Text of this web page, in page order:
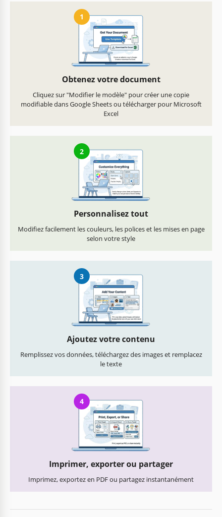
1
Obtenez votre document
Cliquez sur "Modifier le modèle" pour créer une copie
modifiable dans Google Sheets ou télécharger pour Microsoft
Excel
2
Personnalisez tout
Modifiez facilement les couleurs, les polices et les mises en page
selon votre style
3
Ajoutez votre contenu
Remplissez vos données, téléchargez des images et remplacez
le texte
4
Imprimer, exporter ou partager
Imprimez, exportez en PDF ou partagez instantanément